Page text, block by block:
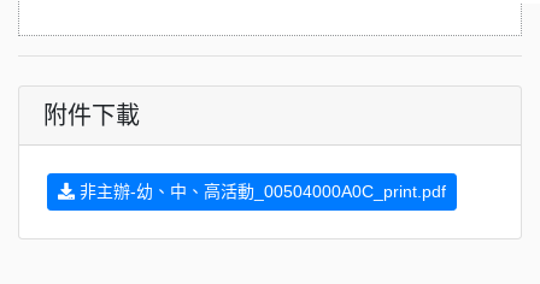
附件下載
非主辦-幼、中、高活動_00504000A0C_print.pdf